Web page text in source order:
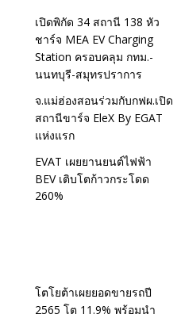
เปิดพิกัด 34 สถานี 138 หัว
ชาร์จ MEA EV Charging
Station ครอบคลุม กทม.-
นนทบุรี-สมุทรปราการ
จ.แม่ฮ่องสอนร่วมกับกฟผ.เปิด
สถานีขาร์จ EleX By EGAT
แห่งแรก
EVAT เผยยานยนต์ไฟฟ้า
BEV เติบโตก้าวกระโดด
260%
โตโยต้าเผยยอดขายรถปี
2565 โต 11.9% พร้อมนำ